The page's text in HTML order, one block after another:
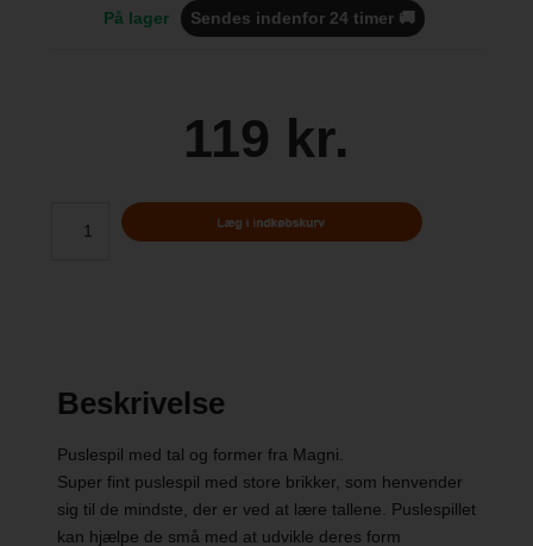
På lager Sendes indenfor 24 timer 🚚
119 kr.
Beskrivelse
Puslespil med tal og former fra Magni.
Super fint puslespil med store brikker, som henvender
sig til de mindste, der er ved at lære tallene. Puslespillet
kan hjælpe de små med at udvikle deres form